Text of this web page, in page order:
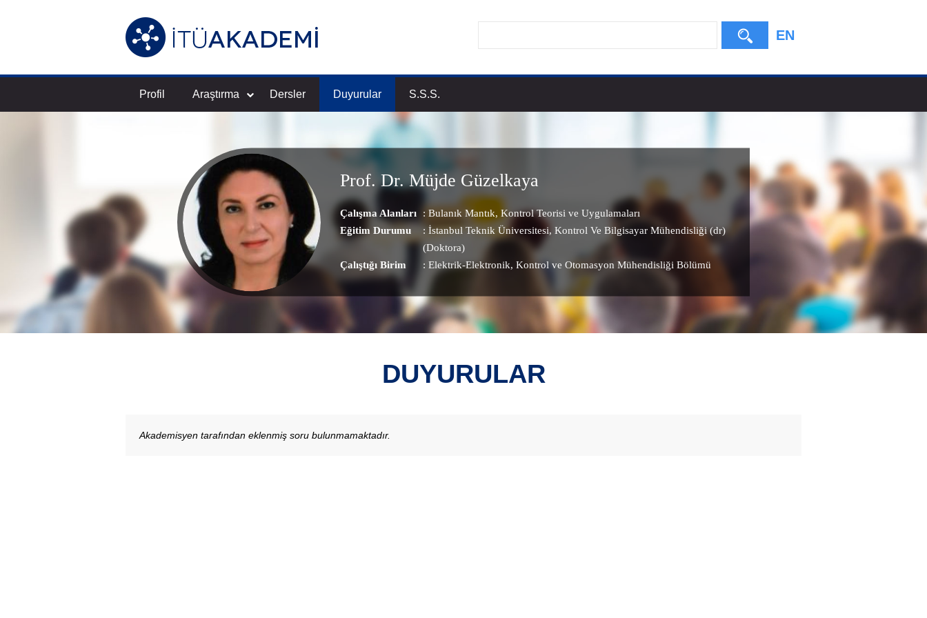
EN
Profil Araştırma Dersler Duyurular S.S.S.
Prof. Dr. Müjde Güzelkaya
Çalışma Alanları : Bulanık Mantık, Kontrol Teorisi ve Uygulamaları
Eğitim Durumu
: İstanbul Teknik Üniversitesi, Kontrol Ve Bilgisayar Mühendisliği (dr)
(Doktora)
Çalıştığı Birim
: Elektrik-Elektronik, Kontrol ve Otomasyon Mühendisliği Bölümü
DUYURULAR
Akademisyen tarafından eklenmiş soru bulunmamaktadır.